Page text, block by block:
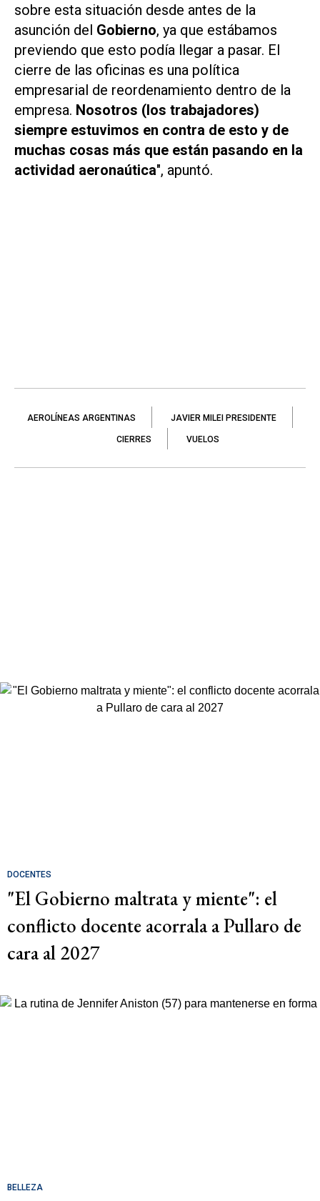
sobre esta situación desde antes de la
asunción del Gobierno, ya que estábamos
previendo que esto podía llegar a pasar. El
cierre de las oficinas es una política
empresarial de reordenamiento dentro de la
empresa. Nosotros (los trabajadores)
siempre estuvimos en contra de esto y de
muchas cosas más que están pasando en la
actividad aeronaútica", apuntó.
AEROLÍNEAS ARGENTINAS JAVIER MILEI PRESIDENTE
CIERRES VUELOS
DOCENTES
"El Gobierno maltrata y miente": el
conflicto docente acorrala a Pullaro de
cara al 2027
BELLEZA